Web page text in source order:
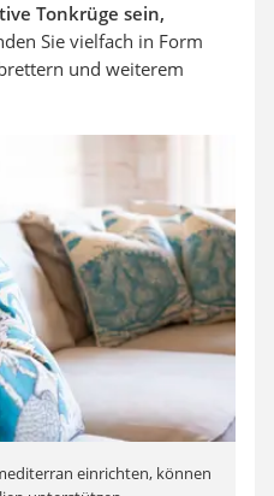
Tonkrüge sein,
Sie vielfach in Form
und weiterem
einrichten, können